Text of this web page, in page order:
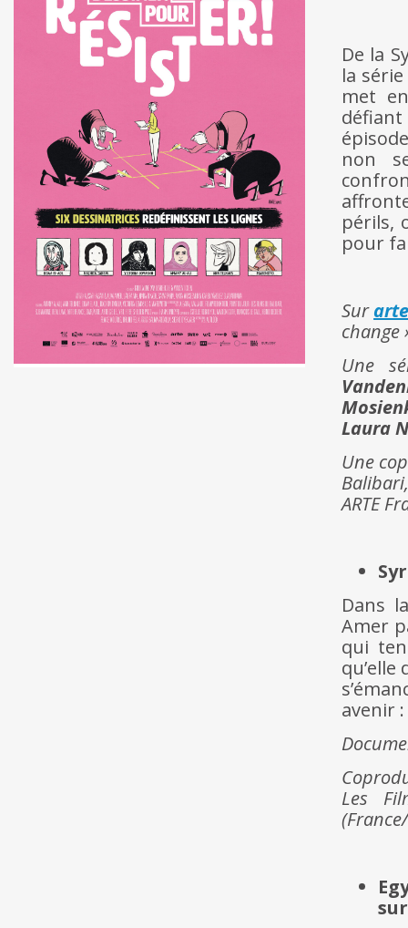
De la
la
met
non
périls,
pour
Sur
change
Une
Laura
Une
ARTE
Dans
Amer
qui
avenir
Les